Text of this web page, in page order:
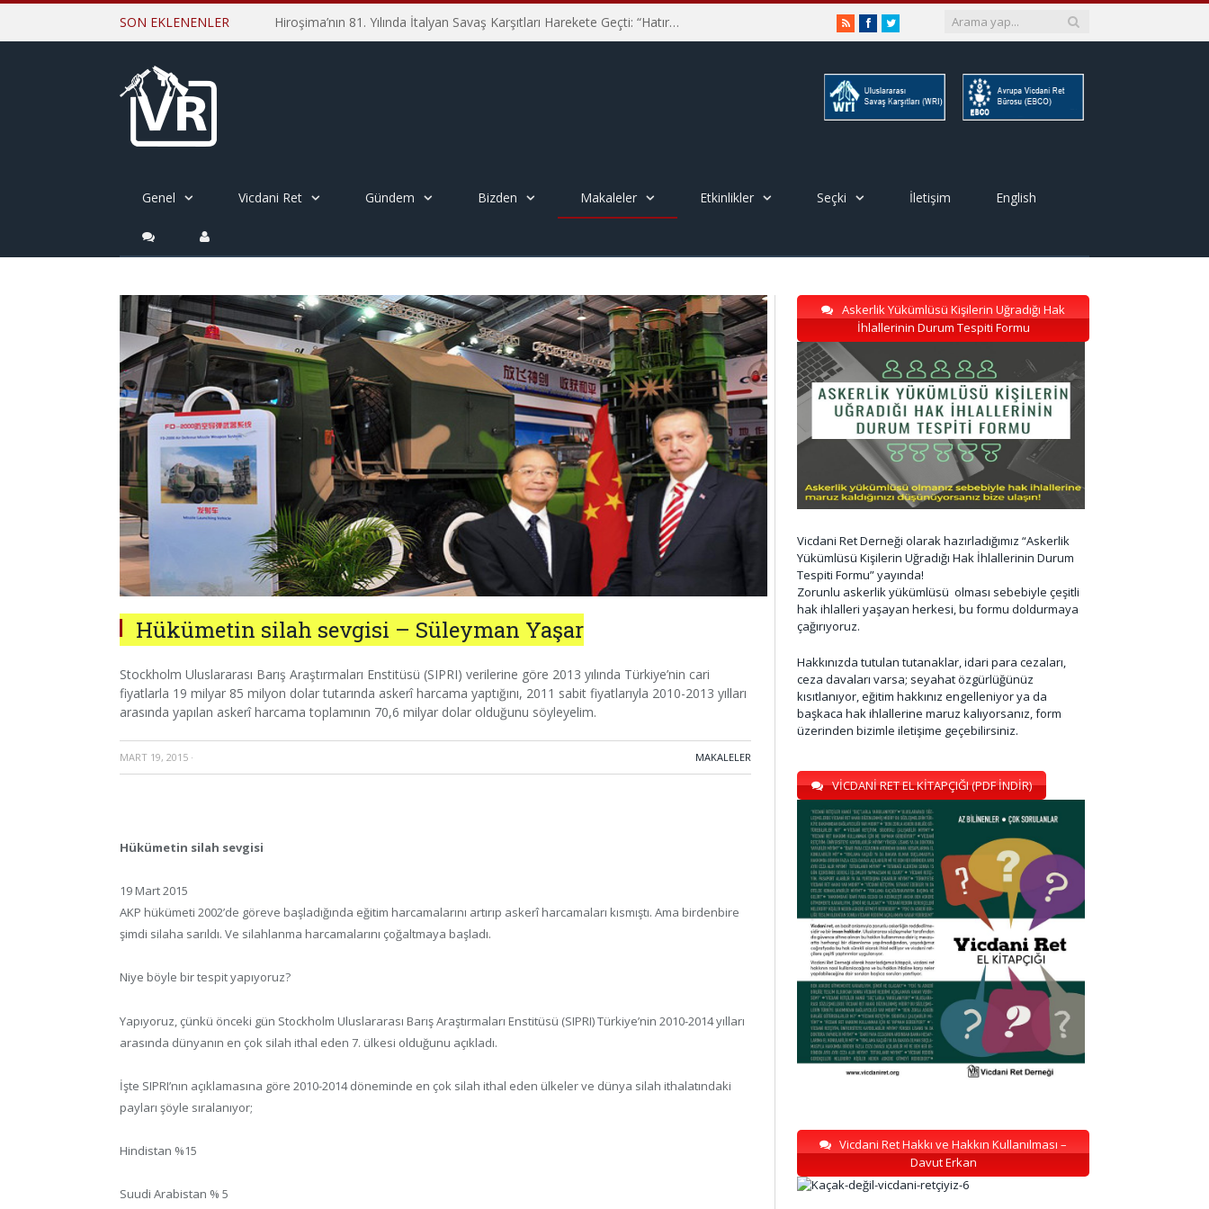
SON EKLENENLER Hiroşima’nın 81. Yılında İtalyan Savaş Karşıtları Harekete Geçti: “Hatırlamak yeterli değil” RSSFacebookTwitter
Genel Vicdani Ret Gündem Bizden Makaleler Etkinlikler Seçki İletişim English
Hükümetin silah sevgisi – Süleyman Yaşar
Stockholm Uluslararası Barış Araştırmaları Enstitüsü (SIPRI) verilerine göre 2013 yılında Türkiye’nin cari
fiyatlarla 19 milyar 85 milyon dolar tutarında askerî harcama yaptığını, 2011 sabit fiyatlarıyla 2010-2013 yılları
arasında yapılan askerî harcama toplamının 70,6 milyar dolar olduğunu söyleyelim.
MART 19, 2015 · MAKALELER
Hükümetin silah sevgisi
19 Mart 2015
AKP hükümeti 2002’de göreve başladığında eğitim harcamalarını artırıp askerî harcamaları kısmıştı. Ama birdenbire
şimdi silaha sarıldı. Ve silahlanma harcamalarını çoğaltmaya başladı.
Niye böyle bir tespit yapıyoruz?
Yapıyoruz, çünkü önceki gün Stockholm Uluslararası Barış Araştırmaları Enstitüsü (SIPRI) Türkiye’nin 2010-2014 yılları
arasında dünyanın en çok silah ithal eden 7. ülkesi olduğunu açıkladı.
İşte SIPRI’nın açıklamasına göre 2010-2014 döneminde en çok silah ithal eden ülkeler ve dünya silah ithalatındaki
payları şöyle sıralanıyor;
Hindistan %15
Suudi Arabistan % 5
Askerlik Yükümlüsü Kişilerin Uğradığı Hak
İhlallerinin Durum Tespiti Formu
Vicdani Ret Derneği olarak hazırladığımız “Askerlik
Yükümlüsü Kişilerin Uğradığı Hak İhlallerinin Durum
Tespiti Formu” yayında!
Zorunlu askerlik yükümlüsü olması sebebiyle çeşitli
hak ihlalleri yaşayan herkesi, bu formu doldurmaya
çağırıyoruz.
Hakkınızda tutulan tutanaklar, idari para cezaları,
ceza davaları varsa; seyahat özgürlüğünüz
kısıtlanıyor, eğitim hakkınız engelleniyor ya da
başkaca hak ihlallerine maruz kalıyorsanız, form
üzerinden bizimle iletişime geçebilirsiniz.
VİCDANİ RET EL KİTAPÇIĞI (PDF İNDİR)
Vicdani Ret Hakkı ve Hakkın Kullanılması –
Davut Erkan